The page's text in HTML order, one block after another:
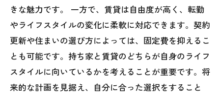
きな魅力です。 一方で、賃貸は自由度が高く、転勤
やライフスタイルの変化に柔軟に対応できます。契約
更新や住まいの選び方によっては、固定費を抑えるこ
とも可能です。持ち家と賃貸のどちらが自身のライフ
スタイルに向いているかを考えることが重要です。将
来的な計画を見据え、自分に合った選択をすること